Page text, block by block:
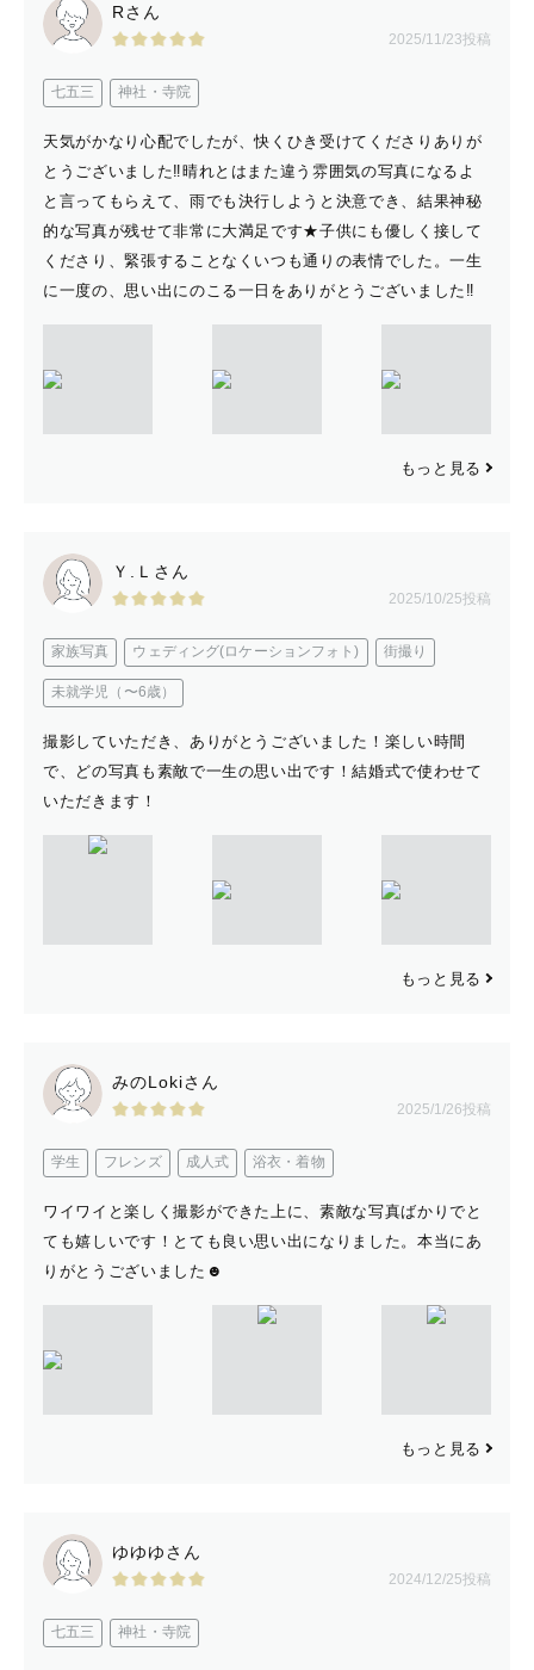
Rさん
2025/11/23投稿
七五三 神社・寺院
天気がかなり心配でしたが、快くひき受けてくださりありが
とうございました‼︎晴れとはまた違う雰囲気の写真になるよ
と言ってもらえて、雨でも決行しようと決意でき、結果神秘
的な写真が残せて非常に大満足です★子供にも優しく接して
くださり、緊張することなくいつも通りの表情でした。一生
に一度の、思い出にのこる一日をありがとうございました‼︎
もっと見る
Ｙ.Ｌさん
2025/10/25投稿
家族写真 ウェディング(ロケーションフォト) 街撮り
未就学児（〜6歳）
撮影していただき、ありがとうございました！楽しい時間
で、どの写真も素敵で一生の思い出です！結婚式で使わせて
いただきます！
もっと見る
みのLokiさん
2025/1/26投稿
学生 フレンズ 成人式 浴衣・着物
ワイワイと楽しく撮影ができた上に、素敵な写真ばかりでと
ても嬉しいです！とても良い思い出になりました。本当にあ
りがとうございました☻
もっと見る
ゆゆゆさん
2024/12/25投稿
七五三 神社・寺院